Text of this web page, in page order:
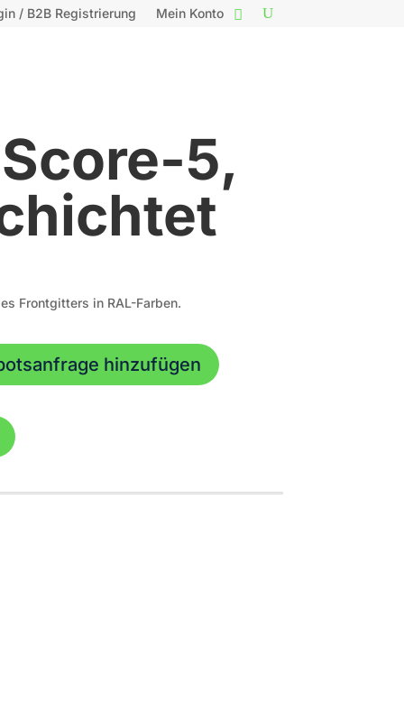
/ B2B Registrierung Mein Konto
5,
Frontgitters in RAL-Farben.
hinzufügen